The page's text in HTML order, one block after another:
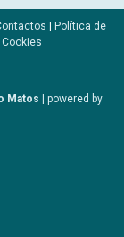
Política de
Cookies
Matos | powered by